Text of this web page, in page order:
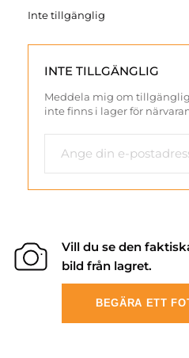
Inte tillgänglig
INTE TILLGÄNGLIG
Meddela mig om
inte finns i lager för
Vill du se den
bild från lagret.
BEGÄRA ETT